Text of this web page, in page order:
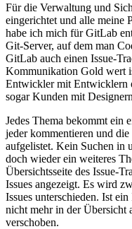
Für die Verwaltung und
eingerichtet und alle meine
habe ich mich für GitLab
Git-Server, auf dem man
GitLab auch einen Issue-
Kommunikation Gold wert
Entwickler mit Entwicklern
sogar Kunden mit
Jedes Thema bekommt ein
jeder kommentieren und
aufgelistet. Kein Suchen in
doch wieder ein weiteres
Übersichtsseite des Issue-
Issues angezeigt. Es wird
Issues unterschieden. Ist
nicht mehr in der Übersicht
verschoben.